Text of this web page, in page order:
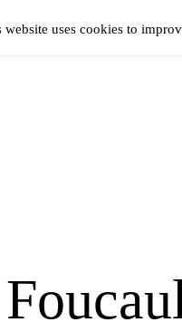
website uses cookies to